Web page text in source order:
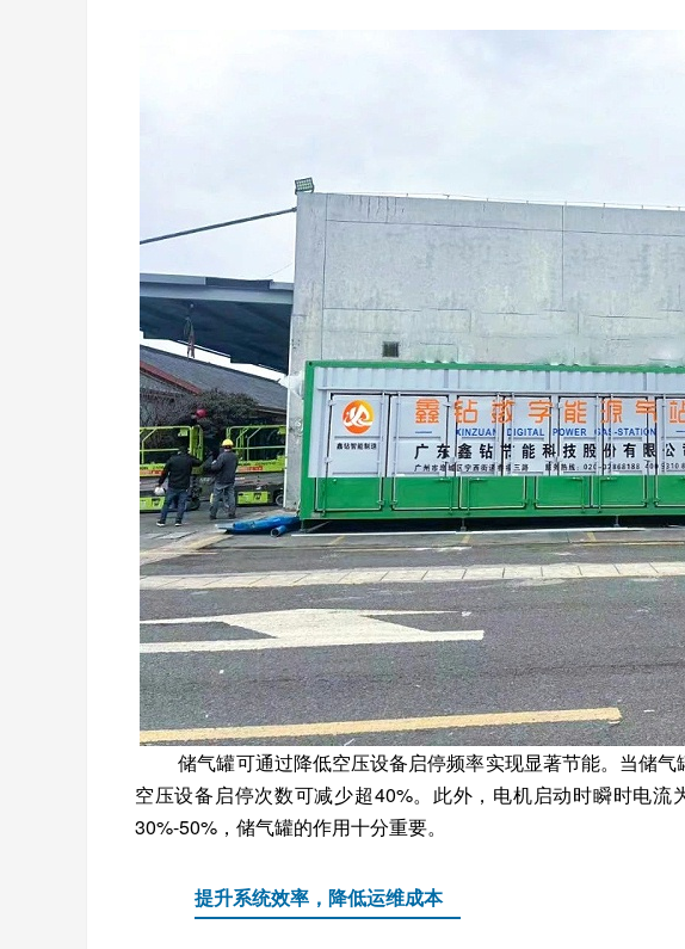
储气罐可通过降低空压设备启停频率实现显著节能。当储
空压设备启停次数可减少超40%。此外，电机启动时瞬时电
30%-50%，储气罐的作用十分重要。
提升系统效率，降低运维成本